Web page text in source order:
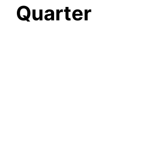
Quarter